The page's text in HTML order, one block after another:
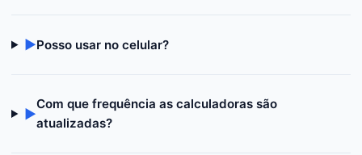
▶Posso usar no celular?
▶
Com que frequência as calculadoras são
atualizadas?